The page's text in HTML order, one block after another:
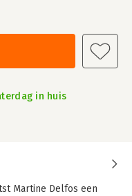
in huis
Martine Delfos een